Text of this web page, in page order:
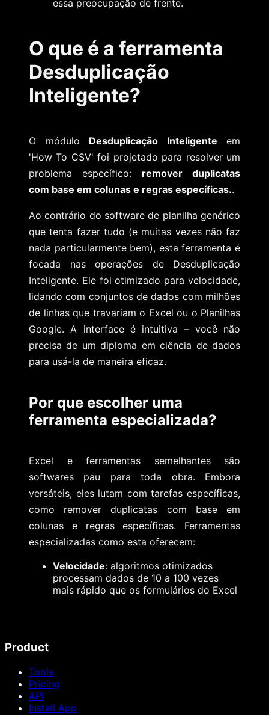
essa preocupação de frente.
O que é a ferramenta
Desduplicação
Inteligente?
O módulo Desduplicação Inteligente em
'How To CSV' foi projetado para resolver um
problema específico: remover duplicatas
com base em colunas e regras específicas..
Ao contrário do software de planilha genérico
que tenta fazer tudo (e muitas vezes não faz
nada particularmente bem), esta ferramenta é
focada nas operações de Desduplicação
Inteligente. Ele foi otimizado para velocidade,
lidando com conjuntos de dados com milhões
de linhas que travariam o Excel ou o Planilhas
Google. A interface é intuitiva – você não
precisa de um diploma em ciência de dados
para usá-la de maneira eficaz.
Por que escolher uma
ferramenta especializada?
Excel e ferramentas semelhantes são
softwares pau para toda obra. Embora
versáteis, eles lutam com tarefas específicas,
como remover duplicatas com base em
colunas e regras específicas. Ferramentas
especializadas como esta oferecem:
Velocidade: algoritmos otimizados
processam dados de 10 a 100 vezes
mais rápido que os formulários do Excel
Product
Tools
Pricing
API
Install App